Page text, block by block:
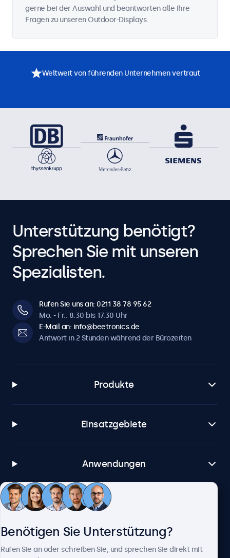
gerne bei der Auswahl und beantworten alle Ihre
Fragen zu unseren Outdoor-Displays.
Weltweit von führenden Unternehmen vertraut
Unterstützung benötigt?
Sprechen Sie mit unseren
Spezialisten.
Rufen Sie uns an: 0211 38 78 95 62
Mo. - Fr.: 8:30 bis 17:30 Uhr
E-Mail an: info@beetronics.de
Antwort in 2 Stunden während der Bürozeiten
Produkte
Einsatzgebiete
Anwendungen
Kundenservice
Benötigen Sie Unterstützung?
Rufen Sie an oder schreiben Sie, und sprechen Sie direkt mit